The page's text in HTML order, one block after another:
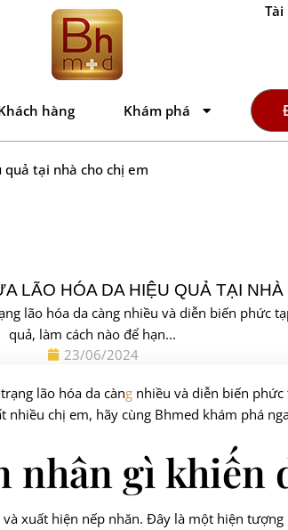
hàng Khám phá
quả tại nhà cho chị em
LÃO HÓA DA HIỆU QUẢ TẠI NHÀ
lão hóa da càng nhiều và diễn biến phức
quả, làm cách nào để hạn...
23/06/2024
lão hóa da càng nhiều và diễn biến phức
chị em, hãy cùng Bhmed khám phá
nhân gì khiến
xuất hiện nếp nhăn. Đây là một hiện